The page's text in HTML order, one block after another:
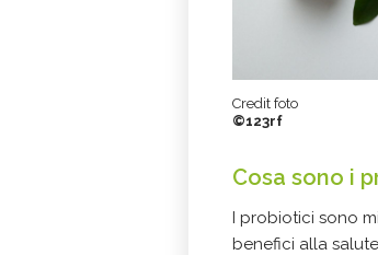
Credit foto
©123rf
Cosa sono i
I probiotici sono
benefici alla